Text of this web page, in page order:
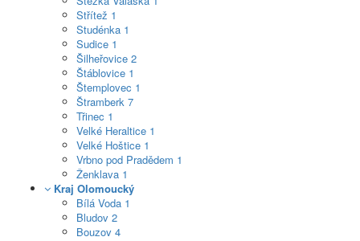
Střítež 1
Studénka 1
Sudice 1
Šilheřovice 2
Štáblovice 1
Štemplovec 1
Štramberk 7
Třinec 1
Velké Heraltice 1
Velké Hoštice 1
Vrbno pod Pradědem 1
Ženklava 1
Kraj Olomoucký
Bílá Voda 1
Bludov 2
Bouzov 4